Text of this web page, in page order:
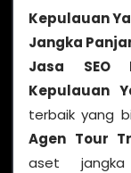
Kepulauan
Jangka
Jasa SEO
Kepulauan
terbaik yang
Agen Tour
aset